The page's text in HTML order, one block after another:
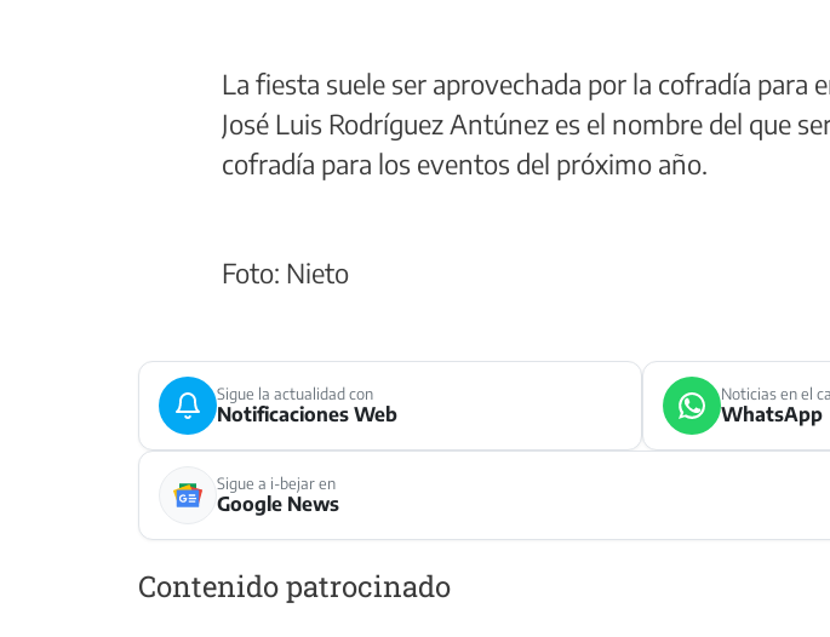
La fiesta suele ser aprovechada por la cofradía para
José Luis Rodríguez Antúnez es el nombre del que
cofradía para los eventos del próximo año.
Foto: Nieto
Sigue la actualidad con
Notificaciones Web
Noticias en el
WhatsApp
Sigue a i-bejar en
Google News
Contenido patrocinado